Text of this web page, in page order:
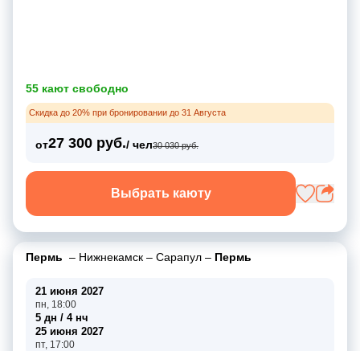
55 кают свободно
Скидка до 20% при бронировании до 31 Августа
от27 300 руб./ чел30 030 руб.
Выбрать каюту
Пермь – Нижнекамск – Сарапул – Пермь
21 июня 2027
пн, 18:00
5 дн / 4 нч
25 июня 2027
пт, 17:00